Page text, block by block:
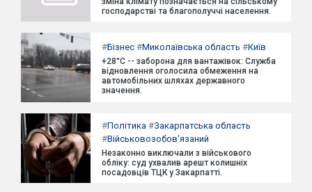
господарстві та благополуччі населення.
#Бізнес #Миколаївська область #Київ
+28°C -- заборона для вантажівок: Служба
відновлення оголосила обмеження на
автомобільних шляхах державного
значення.
#Політика #Закарпатська область
#Військовозобов'язаний
Незаконно виключали з військового
обліку: суд ухвалив арешт колишніх
посадовців ТЦК у Закарпатті.